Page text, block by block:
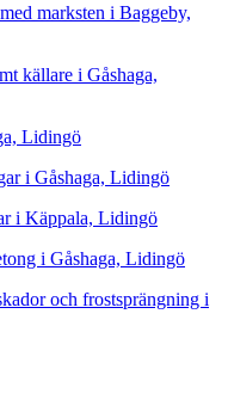
marksten i Baggeby,
källare i Gåshaga,
Lidingö
i Gåshaga, Lidingö
i Käppala, Lidingö
i Gåshaga, Lidingö
och frostsprängning i